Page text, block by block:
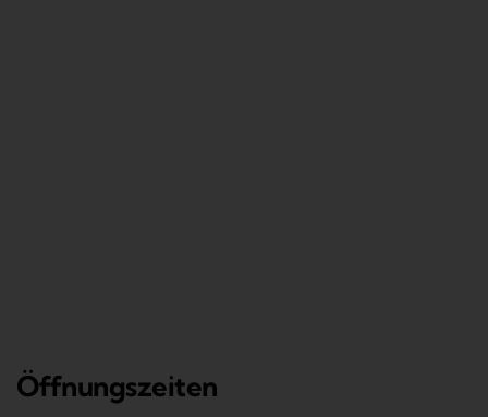
Öffnungszeiten